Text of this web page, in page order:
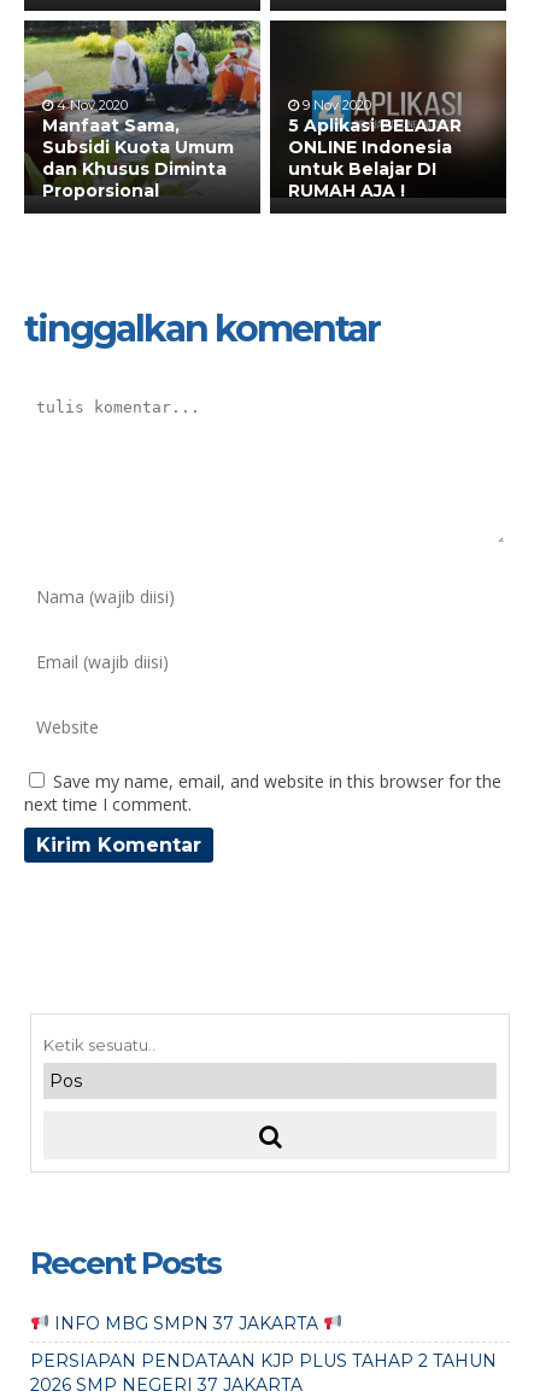
4 Nov 2020
Manfaat Sama,
Subsidi Kuota Umum
dan Khusus Diminta
Proporsional
9 Nov 2020
5 Aplikasi BELAJAR
ONLINE Indonesia
untuk Belajar DI
RUMAH AJA !
tinggalkan komentar
Save my name, email, and website in this browser for the
next time I comment.
Recent Posts
INFO MBG SMPN 37 JAKARTA
PERSIAPAN PENDATAAN KJP PLUS TAHAP 2 TAHUN
2026 SMP NEGERI 37 JAKARTA